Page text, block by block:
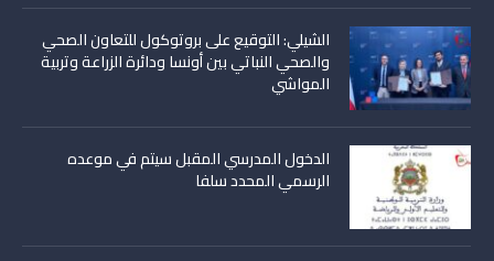
الشيلي: التوقيع على بروتوكول للتعاون الصحي
والصحي النباتي بين أونسا ودائرة الزراعة وتربية
المواشي
الدخول المدرسي المقبل سیتم في موعده
الرسمي المحدد سلفا